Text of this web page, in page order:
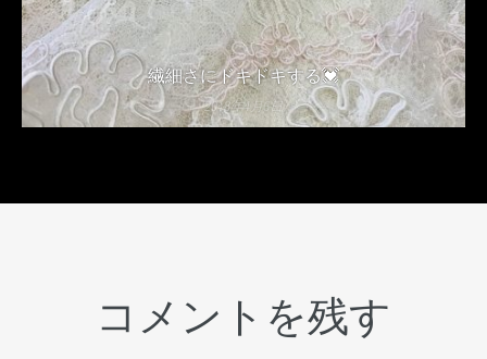
繊細さにドキドキする💓
2018年4月6日
コメントを残す